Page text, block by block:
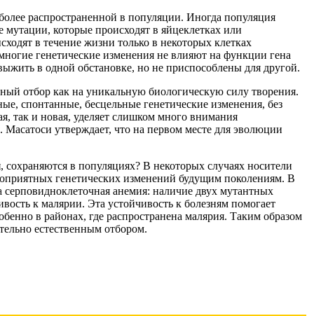
распространенной в популяции. Иногда популяция
которые происходят в яйцеклетках или
в течение жизни только в некоторых клетках
генетические изменения не влияют на функции гена
в одной обстановке, но не приспособлены для другой.
отбор как на уникальную биологическую силу творения.
спонтанные, бесцельные генетические изменения, без
так и новая, уделяет слишком много внимания
утверждает, что на первом месте для эволюции
в популяциях? В некоторых случаях носители
генетических изменений будущим поколениям. В
анемия: наличие двух мутантных
к малярии. Эта устойчивость к болезням помогает
в районах, где распространена малярия. Таким образом
естественным отбором.